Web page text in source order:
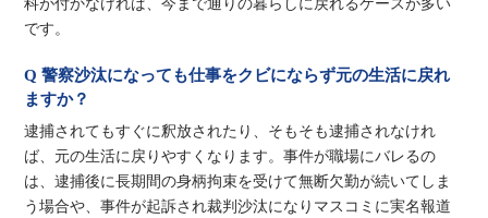
科が付かなければ、今まで通りの暮らしに戻れるケースが多い
です。
Q 警察沙汰になっても仕事をクビにならず元の生活に戻れ
ますか？
逮捕されてもすぐに釈放されたり、そもそも逮捕されなけれ
ば、元の生活に戻りやすくなります。事件が職場にバレるの
は、逮捕後に長期間の身柄拘束を受けて無断欠勤が続いてしま
う場合や、事件が起訴され裁判沙汰になりマスコミに実名報道